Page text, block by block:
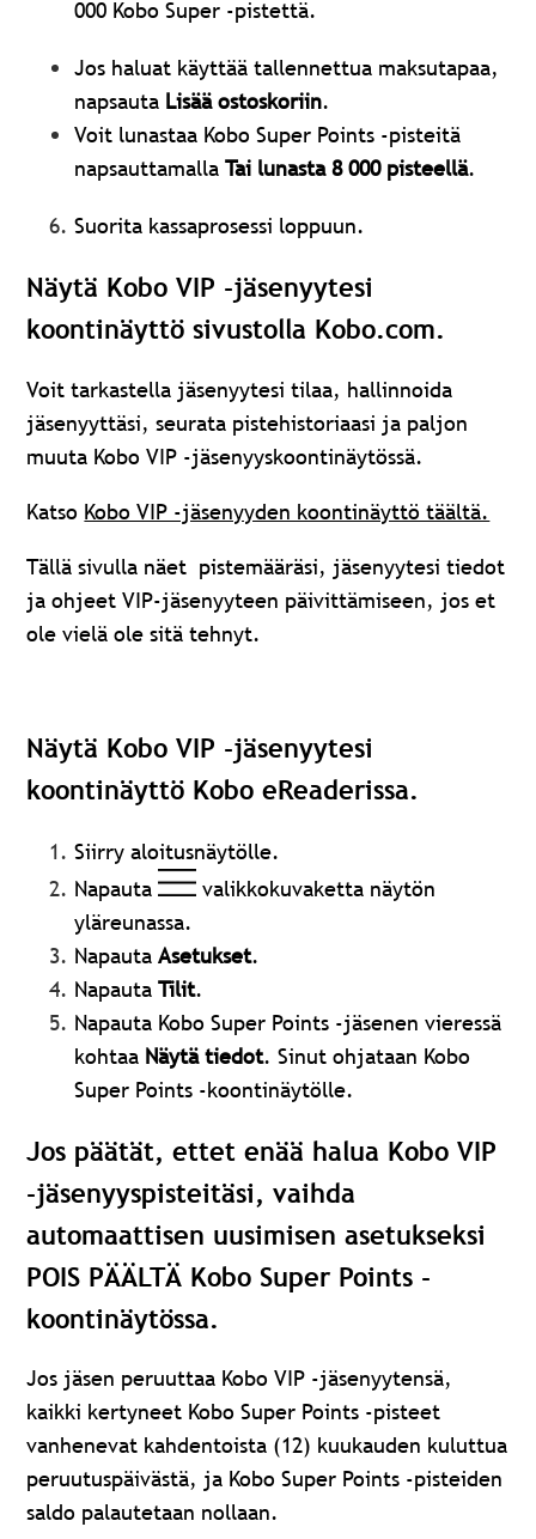
000 Kobo Super -pistettä.
Jos haluat käyttää tallennettua maksutapaa,
napsauta Lisää ostoskoriin.
Voit lunastaa Kobo Super Points -pisteitä
napsauttamallaTai lunasta 8 000 pisteellä.
Suorita kassaprosessi loppuun.
Näytä Kobo VIP -jäsenyytesi
koontinäyttö sivustolla Kobo.com.
Voit tarkastella jäsenyytesi tilaa, hallinnoida
jäsenyyttäsi, seurata pistehistoriaasi ja paljon
muuta Kobo VIP -jäsenyyskoontinäytössä.
Katso Kobo VIP -jäsenyyden koontinäyttö täältä.
Tällä sivulla näet pistemääräsi, jäsenyytesi tiedot
ja ohjeet VIP-jäsenyyteen päivittämiseen, jos et
ole vielä ole sitä tehnyt.
Näytä Kobo VIP -jäsenyytesi
koontinäyttö Kobo eReaderissa.
Siirry aloitusnäytölle.
Napauta
valikkokuvaketta näytön
yläreunassa.
NapautaAsetukset.
NapautaTilit.
Napauta Kobo Super Points -jäsenen vieressä
kohtaa Näytä tiedot. Sinut ohjataan Kobo
Super Points -koontinäytölle.
Jos päätät, ettet enää halua Kobo VIP
-jäsenyyspisteitäsi, vaihda
automaattisen uusimisen asetukseksi
POIS PÄÄLTÄ Kobo Super Points -
koontinäytössa.
Jos jäsen peruuttaa Kobo VIP ‑jäsenyytensä,
kaikki kertyneet Kobo Super Points ‑pisteet
vanhenevat kahdentoista (12) kuukauden kuluttua
peruutuspäivästä, ja Kobo Super Points ‑pisteiden
saldo palautetaan nollaan.